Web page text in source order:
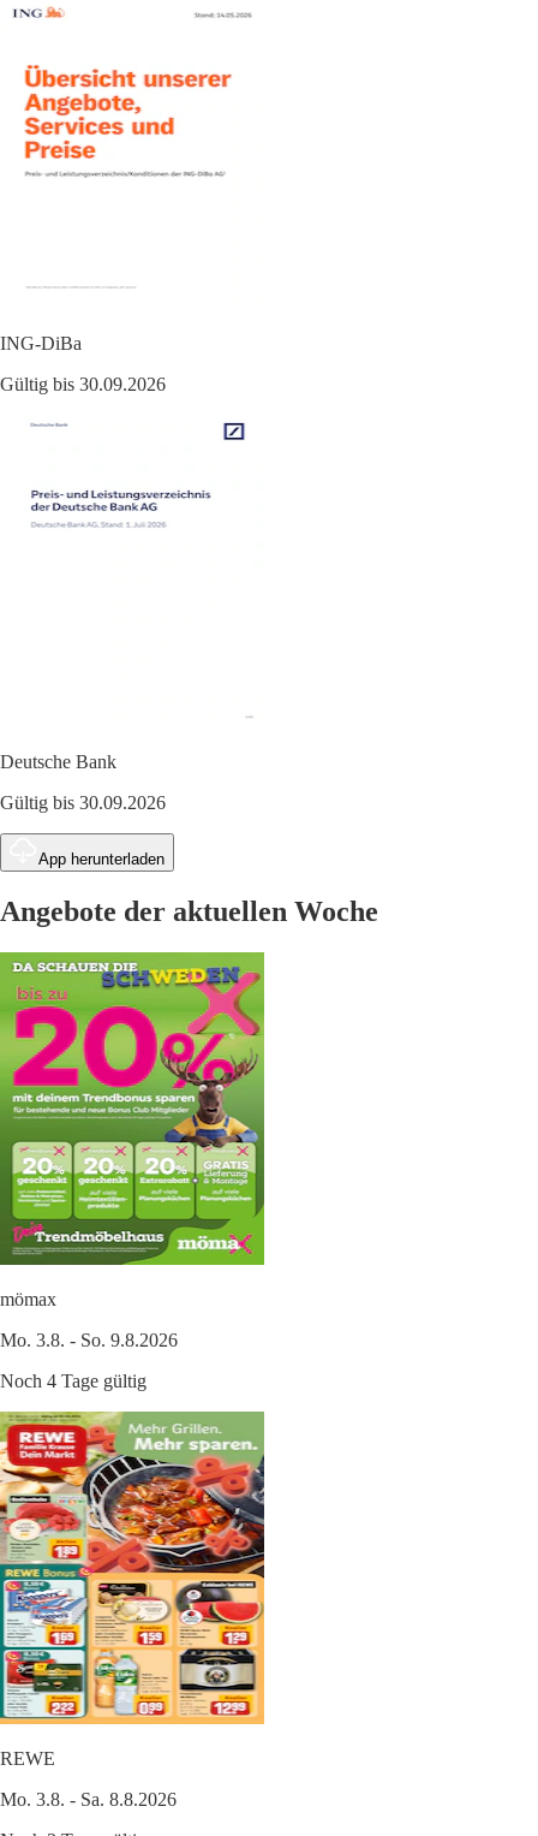
ING-DiBa
Gültig bis 30.09.2026
Deutsche Bank
Gültig bis 30.09.2026
App herunterladen
Angebote der aktuellen Woche
mömax
Mo. 3.8. - So. 9.8.2026
Noch 4 Tage gültig
REWE
Mo. 3.8. - Sa. 8.8.2026